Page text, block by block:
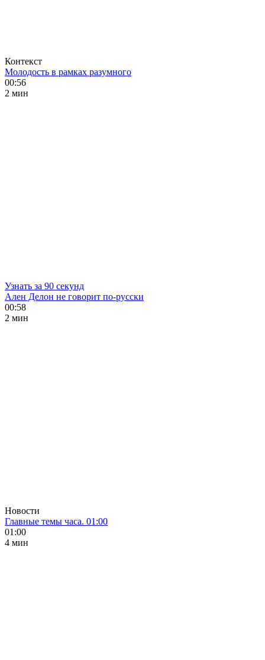
Контекст
Молодость в рамках разумного
00:56
2 мин
Узнать за 90 секунд
Ален Делон не говорит по-русски
00:58
2 мин
Новости
Главные темы часа. 01:00
01:00
4 мин